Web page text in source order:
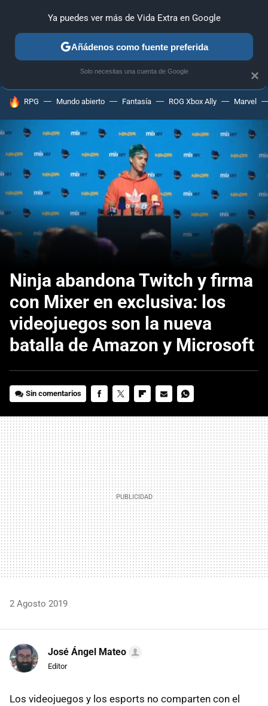
ANÁLISIS GUÍAS Y TRUCOS PC SONY NINTENDO
HOY SE HABLA DE
RPG Mundo abierto Fantasía ROG Xbox Ally Marvel
Ninja abandona Twitch y firma
con Mixer en exclusiva: los
videojuegos son la nueva
batalla de Amazon y Microsoft
Sin comentarios
MAIL
2 Agosto 2019
José Ángel Mateo
Editor
Los videojuegos y los esports no comparten con el
×
Ya puedes ver más de Vida Extra en Google
Añádenos como fuente preferida
Solo necesitas una cuenta de Google